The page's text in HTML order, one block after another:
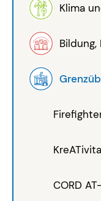
Klima
CORD